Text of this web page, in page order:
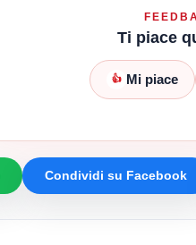
Ti piace
👍 Mi piace
Condividi su Facebook